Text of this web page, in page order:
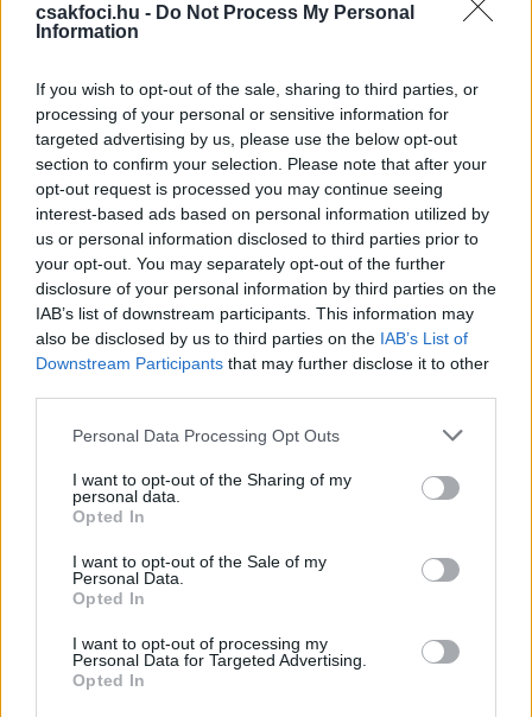
csakfoci.hu - Do Not Process My Personal
Information
If you wish to opt-out of the sale, sharing to third parties, or
processing of your personal or sensitive information for
targeted advertising by us, please use the below opt-out
section to confirm your selection. Please note that after your
opt-out request is processed you may continue seeing
interest-based ads based on personal information utilized by
us or personal information disclosed to third parties prior to
your opt-out. You may separately opt-out of the further
disclosure of your personal information by third parties on the
IAB’s list of downstream participants. This information may
also be disclosed by us to third parties on the IAB’s List of
Downstream Participants that may further disclose it to other
Please note that this website/app uses one or more Google
not limited to your visit or usage behaviour. You may click to
grant or deny consent to Google and its third-party tags to
use your data for below specified purposes in below Google
consent section.
Personal Data Processing Opt Outs
I want to opt-out of the Sharing of my
personal data.
Opted In
I want to opt-out of the Sale of my
Personal Data.
Opted In
I want to opt-out of processing my
Personal Data for Targeted Advertising.
Opted In
- Igazából minden azon múlik, hogy mennyire
edzőtáborba elutazom majd a csapattal és a téli
szünet utáni első bajnokin szeretnék pályára lépni
nyilatkozott Schäfer, és hozzátette, sérülés soha
nem jön jókor, ugyanakkor ez bekövetkezhetett
volna sokkal rosszabb időpontban is.
- Három Bundesliga- és két válogatott mérkőzést
így is ki kell hagynom, ami nagyon fáj - jelentette ki a
középpályás, akinek múlt csütörtökön, a belga Union
Saint-Gilloise elleni, idegenbeli mérkőzésen sérült
meg a jobb lábfeje.
- Az Európa-ligában teljesen más mérkőzéseket
játszunk, mint a bajnokságokban, először úgy
ismerik egymást, aztán a visszavágókra már jobban
fel lehet készülni, ezt jól mutatja a mi példánk is
mondta Schäfer, akinek együttese úgy jutott
tovább az EL-csoportkörből, hogy az első két
meccsét elveszítette, majd zsinórban négyszer
- Tavasszal lesznek olyan párosítások, amelyek a